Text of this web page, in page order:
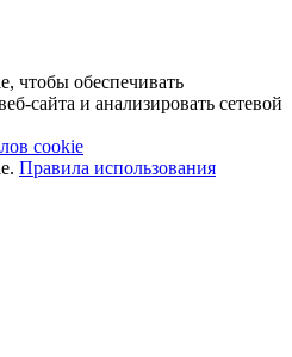
чтобы обеспечивать
сайта и анализировать сетевой
cookie
Правила использования